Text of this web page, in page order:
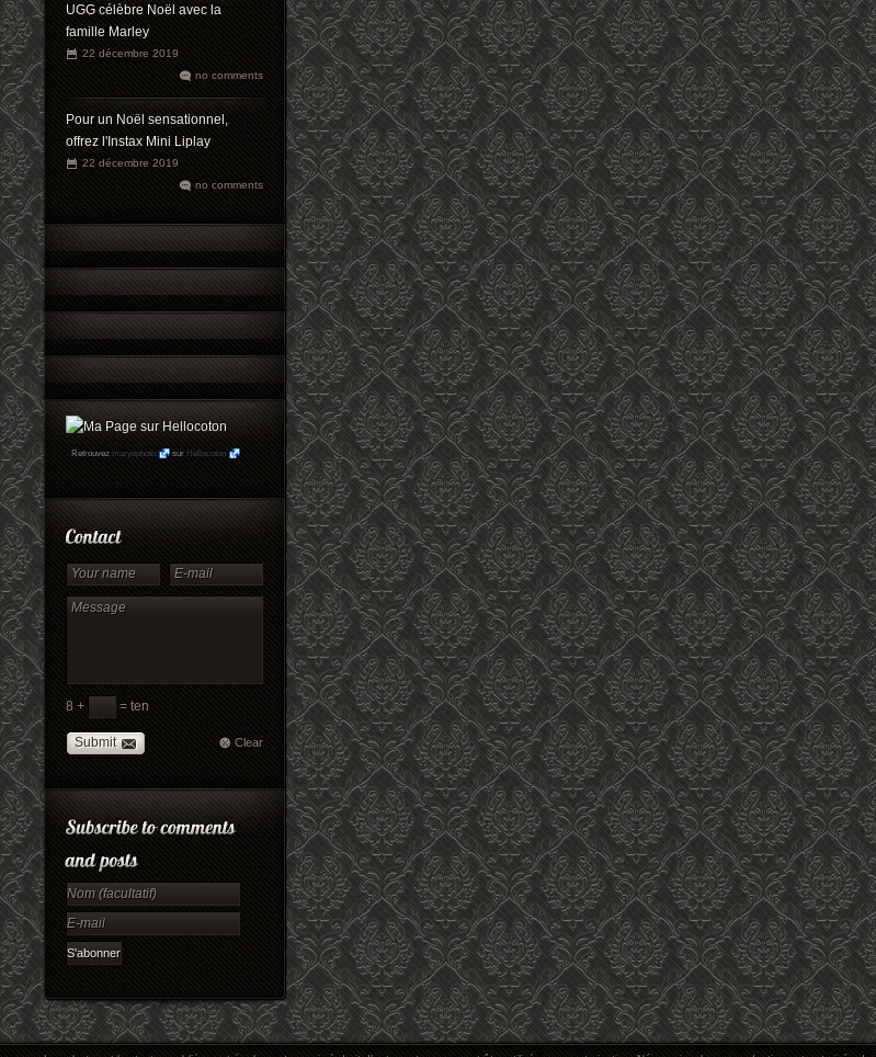
UGG célèbre Noël avec la
famille Marley
22 décembre 2019
no comments
Pour un Noël sensationnel,
offrez l'Instax Mini Liplay
22 décembre 2019
no comments
Retrouvez maryophoto sur Hellocoton
8 + = ten
Submit Clear